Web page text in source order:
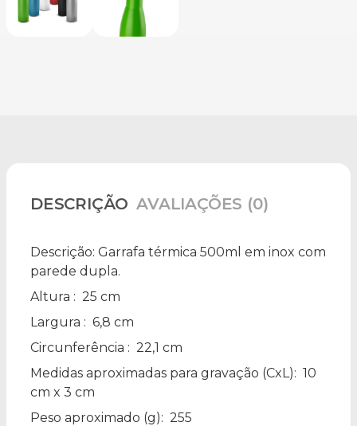
DESCRIÇÃO AVALIAÇÕES (0)
Descrição: Garrafa térmica 500ml em inox com
parede dupla.
Altura : 25 cm
Largura : 6,8 cm
Circunferência : 22,1 cm
Medidas aproximadas para gravação (CxL): 10
cm x 3 cm
Peso aproximado (g): 255